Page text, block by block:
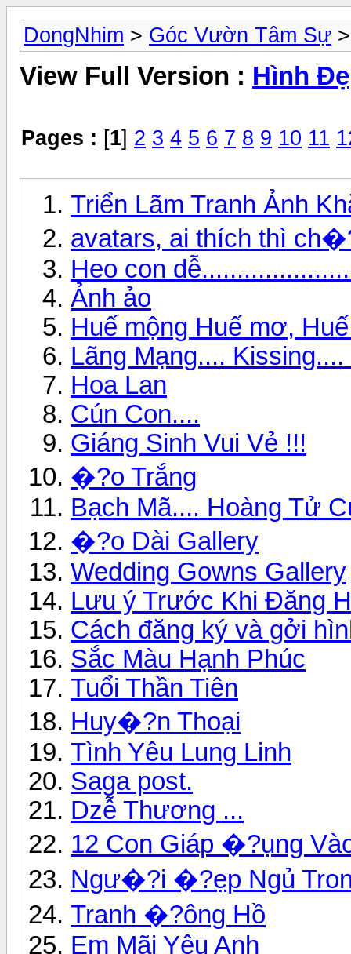
DongNhim > Góc Vườn Tâm Sự
View Full Version : Hình
Pages : [1] 2 3 4 5 6 7 8 9 10 11
Triển Lãm Tranh Ảnh
avatars, ai thích thì
Heo con
Ảnh ảo
Huế mộng Huế mơ,
Lãng Mạng....
Hoa Lan
Cún Con....
Giáng Sinh Vui Vẻ !!!
�?o Trắng
Bạch Mã.... Hoàng Tử
�?o Dài Gallery
Wedding Gowns Gallery
Lưu ý Trước Khi Đăng
Cách đăng ký và gởi
Sắc Màu Hạnh Phúc
Tuổi Thần Tiên
Huy�?n Thoại
Tình Yêu Lung Linh
Saga post.
Dzễ Thương ...
12 Con Giáp �?ụng
Ngư�?i �?ẹp Ngủ
Tranh �?ông Hồ
Em Mãi Yêu Anh